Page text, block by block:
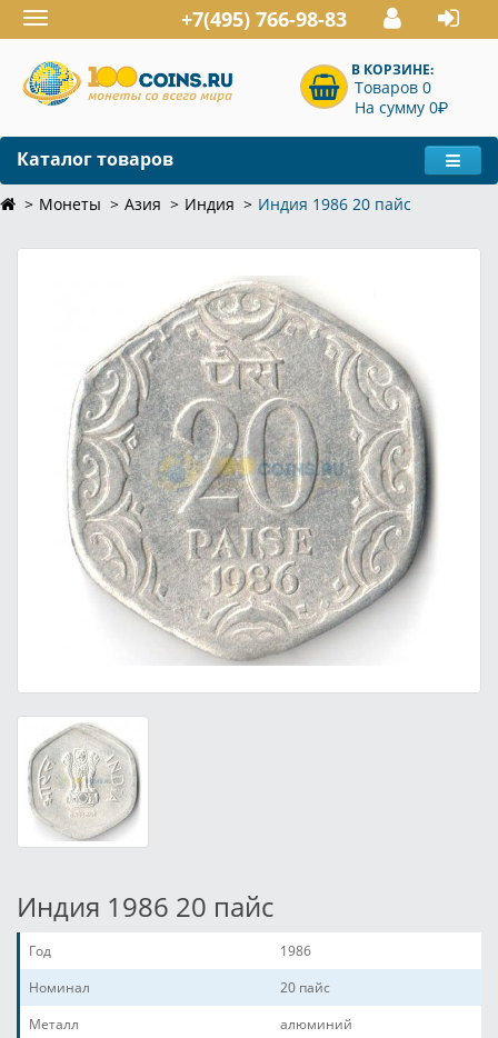
Toggle
navigation
+7(495) 766-98-83
В КОРЗИНЕ:
Товаров 0
На сумму 0P
Каталог товаров
Монеты Азия Индия Индия 1986 20 пайс
Индия 1986 20 пайс
Год
1986
Номинал
20 пайс
Металл
алюминий